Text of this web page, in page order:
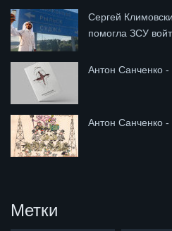
Сергей
помогла ЗСУ
Антон Санченко -
Антон Санченко
Метки